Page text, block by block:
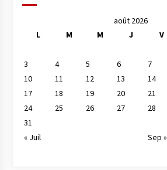
août 2026
L
M M J V
3
4 5 6 7
10
11 12 13 14
17
18 19 20 21
24
25 26 27 28
31
« Juil
Sep »